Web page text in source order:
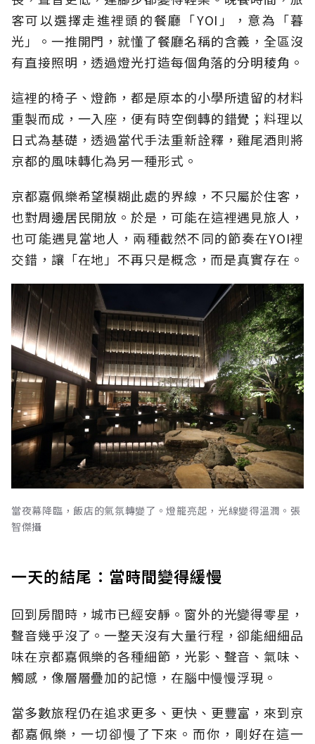
客可以選擇走進裡頭的餐廳「YOI」，意為「暮
光」。一推開門，就懂了餐廳名稱的含義，全區沒
有直接照明，透過燈光打造每個角落的分明稜角。
這裡的椅子、燈飾，都是原本的小學所遺留的材料
重製而成，一入座，便有時空倒轉的錯覺；料理以
日式為基礎，透過當代手法重新詮釋，雞尾酒則將
京都的風味轉化為另一種形式。
京都嘉佩樂希望模糊此處的界線，不只屬於住客，
也對周邊居民開放。於是，可能在這裡遇見旅人，
也可能遇見當地人，兩種截然不同的節奏在YOI裡
交錯，讓「在地」不再只是概念，而是真實存在。
當夜幕降臨，飯店的氣氛轉變了。燈籠亮起，光線變得溫潤。張
智傑攝
一天的結尾：當時間變得緩慢
回到房間時，城市已經安靜。窗外的光變得零星，
聲音幾乎沒了。一整天沒有大量行程，卻能細細品
味在京都嘉佩樂的各種細節，光影、聲音、氣味、
觸感，像層層疊加的記憶，在腦中慢慢浮現。
當多數旅程仍在追求更多、更快、更豐富，來到京
都嘉佩樂，一切卻慢了下來。而你，剛好在這一